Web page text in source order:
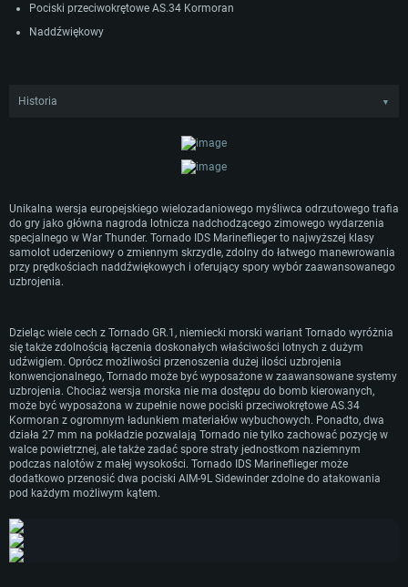
WYMAGANIA SYSTEMOWE
For PC
For MAC
For Linux
Minimalne
Pamięć: 4GB
Karta graficzna: Karta obsługująca DirectX 11: AMD Radeon 77XX / NVIDIA
GeForce GTX 660. Minimalna rozdzielczość to 720p
Połączenie sieciowe: Internet szerokopasmowy
Dysk twardy: 22.1 GB (minimalny klient)
Rekomendowane
OS: Windows 10/11 (64 bit)
Procesor: Intel Core i5 lub Ryzen 5 3600
Pamięć: 16 GB
Minimalne
Pamięć: 6 GB
Karta graficzna: Intel Iris Pro 5200 (Mac) lub podobna od AMD/Nvidia.
Minimalna rozdzielczość to 720p.
Połączenie sieciowe: Internet szerokopasmowy
Dysk twardy: 22.1 GB (minimalny klient)
Rekomendowane
OS: Mac OS Big Sur 11.0 lub nowszy
Procesor: Intel Core i7 (Xeon nie jest wspierany)
Pamięć: 8 GB
Minimalne
Pamięć: 4 GB
Karta graficzna: NVIDIA 660 z nowymi sterownikami (nie starsze niż 6
miesięcy) / podobna od AMD z nowymi sterownikami (nie starsze niż 6
miesięcy) (minimalna rozdzielczość to 720p) ze wsparciem Vulkan
Połączenie sieciowe: Internet szerokopasmowy
Dysk twardy: 22.1 GB (minimalny klient)
Rekomendowane
Procesor: Intel Core i7
Pamięć: 16 GB
Pociski przeciwokrętowe AS.34 Kormoran
Naddźwiękowy
Historia ▼
niemiecka marynarka wojenna również złożyła zamówienie na około 110
samolotów. Wyposażając dwa skrzydła Marineflieger, Tornado w służbie
morskiej zastąpiły przestarzałe F-104 Starfighter, które wcześniej stanowiły
nawodnych. W tym celu samolot otrzymał specjalne uzbrojenie i służył w
niemieckim lotnictwie morskim do 2005 roku, kiedy to jednostki wykorzystujące
Tornado zostały rozwiązane.
Unikalna wersja europejskiego wielozadaniowego myśliwca odrzutowego trafia
do gry jako główna nagroda lotnicza nadchodzącego zimowego wydarzenia
specjalnego w War Thunder. Tornado IDS Marineflieger to najwyższej klasy
samolot uderzeniowy o zmiennym skrzydle, zdolny do łatwego manewrowania
przy prędkościach naddźwiękowych i oferujący spory wybór zaawansowanego
uzbrojenia.
Dzieląc wiele cech z Tornado GR.1, niemiecki morski wariant Tornado wyróżnia
się także zdolnością łączenia doskonałych właściwości lotnych z dużym
udźwigiem. Oprócz możliwości przenoszenia dużej ilości uzbrojenia
konwencjonalnego, Tornado może być wyposażone w zaawansowane systemy
uzbrojenia. Chociaż wersja morska nie ma dostępu do bomb kierowanych,
może być wyposażona w zupełnie nowe pociski przeciwokrętowe AS.34
Kormoran z ogromnym ładunkiem materiałów wybuchowych. Ponadto, dwa
działa 27 mm na pokładzie pozwalają Tornado nie tylko zachować pozycję w
walce powietrznej, ale także zadać spore straty jednostkom naziemnym
podczas nalotów z małej wysokości. Tornado IDS Marineflieger może
dodatkowo przenosić dwa pociski AIM-9L Sidewinder zdolne do atakowania
pod każdym możliwym kątem.